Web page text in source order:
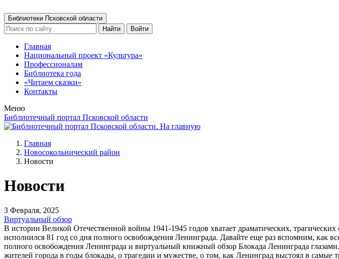
Библиотеки Псковской области
Найти
Войти
Главная
Национальный проект «Культура»
Профессионалам
Библиотека года
«Читаем сказки»
Контакты
Меню
Библиотечный портал Псковской области
Главная
Новосокольнический район
Новости
Новости
3 Февраля, 2025
Виртуальный обзор
В истории Великой Отечественной войны 1941-1945 годов хватает драматических,
исполнился 81 год со дня полного освобождения Ленинграда. Давайте еще раз вспомним,
полного освобождения Ленинграда и виртуальный книжный обзор Блокада Ленинграда
жителей города в годы блокады, о трагедии и мужестве, о том, как Ленинград выстоял в